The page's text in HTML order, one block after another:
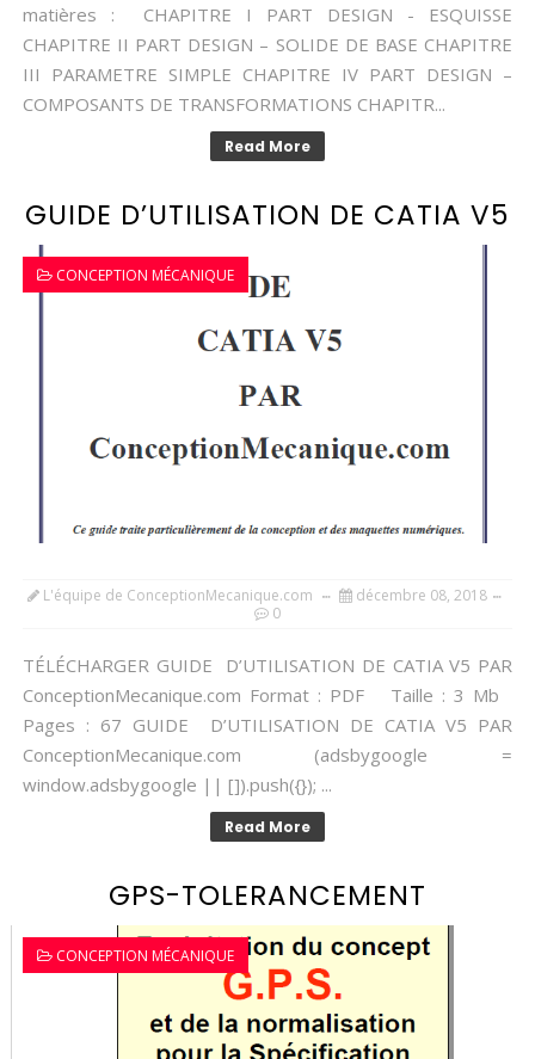
matières : CHAPITRE I PART DESIGN - ESQUISSE
CHAPITRE II PART DESIGN – SOLIDE DE BASE CHAPITRE
III PARAMETRE SIMPLE CHAPITRE IV PART DESIGN –
COMPOSANTS DE TRANSFORMATIONS CHAPITR...
Read More
GUIDE D’UTILISATION DE CATIA V5
CONCEPTION MÉCANIQUE
L'équipe de ConceptionMecanique.com
décembre 08, 2018
0
TÉLÉCHARGER GUIDE D’UTILISATION DE CATIA V5 PAR
ConceptionMecanique.com Format : PDF Taille : 3 Mb
Pages : 67 GUIDE D’UTILISATION DE CATIA V5 PAR
ConceptionMecanique.com (adsbygoogle =
window.adsbygoogle || []).push({}); ...
Read More
GPS-TOLERANCEMENT
CONCEPTION MÉCANIQUE